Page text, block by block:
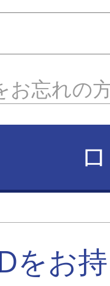
お忘れの
をお